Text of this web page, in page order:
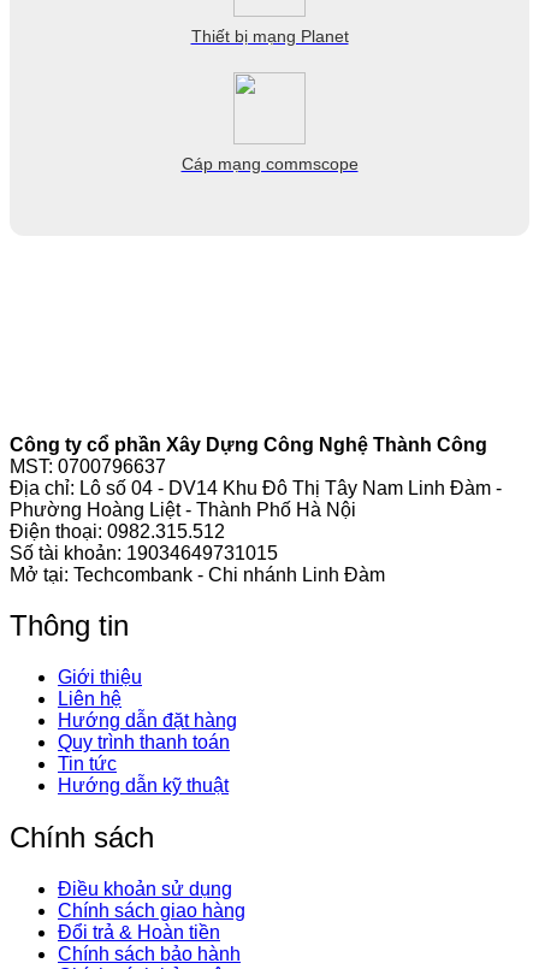
Thiết bị mạng Planet
Cáp mạng commscope
Công ty cổ phần Xây Dựng Công Nghệ Thành Công
MST: 0700796637
Địa chỉ: Lô số 04 - DV14 Khu Đô Thị Tây Nam Linh Đàm -
Phường Hoàng Liệt - Thành Phố Hà Nội
Điện thoại: 0982.315.512
Số tài khoản: 19034649731015
Mở tại: Techcombank - Chi nhánh Linh Đàm
Thông tin
Giới thiệu
Liên hệ
Hướng dẫn đặt hàng
Quy trình thanh toán
Tin tức
Hướng dẫn kỹ thuật
Chính sách
Điều khoản sử dụng
Chính sách giao hàng
Đổi trả & Hoàn tiền
Chính sách bảo hành